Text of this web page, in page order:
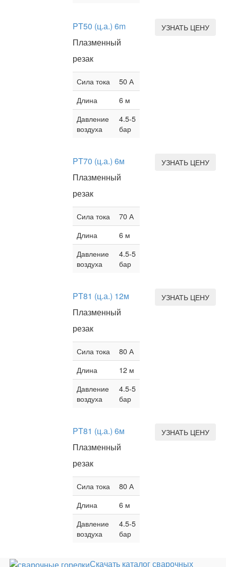
PT50 (ц.а.) 6m
Плазменный
резак
Сила тока
50 А
Длина
6 м
Давление
воздуха
4.5-5
бар
УЗНАТЬ ЦЕНУ
PT70 (ц.а.) 6м
Плазменный
резак
Сила тока
70 А
Длина
6 м
Давление
воздуха
4.5-5
бар
УЗНАТЬ ЦЕНУ
PT81 (ц.а.) 12м
Плазменный
резак
Сила тока
80 А
Длина
12 м
Давление
воздуха
4.5-5
бар
УЗНАТЬ ЦЕНУ
PT81 (ц.а.) 6м
Плазменный
резак
Сила тока
80 А
Длина
6 м
Давление
воздуха
4.5-5
бар
УЗНАТЬ ЦЕНУ
Скачать каталог сварочных